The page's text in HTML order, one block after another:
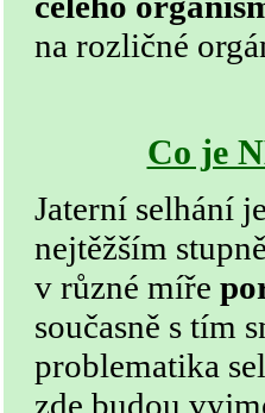
na rozličné
Co je
Jaterní selhání
nejtěžším
v různé míře
současně s tím
problematika
zde budou